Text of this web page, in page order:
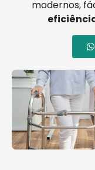
modernos,